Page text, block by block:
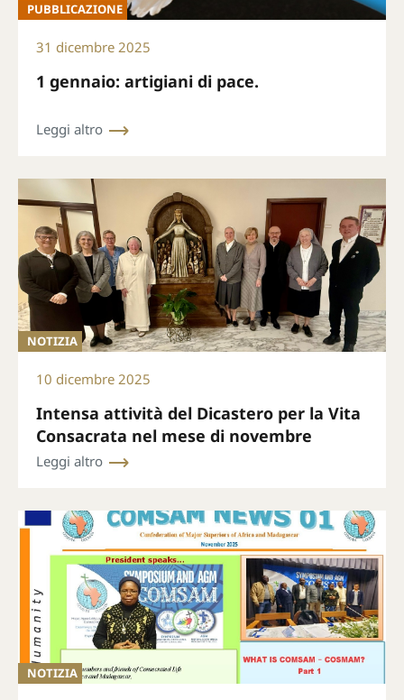
PUBBLICAZIONE
31 dicembre 2025
1 gennaio: artigiani di pace.
Leggi altro
NOTIZIA
10 dicembre 2025
Intensa attività del Dicastero per la Vita
Consacrata nel mese di novembre
Leggi altro
NOTIZIA